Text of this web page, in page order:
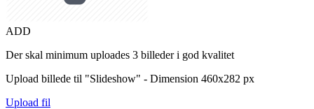
ADD
Der skal minimum uploades 3 billeder i god kvalitet
Upload billede til "Slideshow" - Dimension 460x282 px
Upload fil